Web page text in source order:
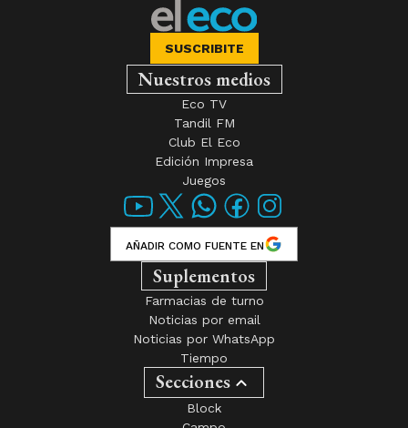
SUSCRIBITE
Nuestros medios
Eco TV
Tandil FM
Club El Eco
Edición Impresa
Juegos
AÑADIR COMO FUENTE EN
Suplementos
Farmacias de turno
Noticias por email
Noticias por WhatsApp
Tiempo
Secciones
Block